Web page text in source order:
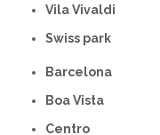
Vila Vivaldi
swiss park
Barcelona
Boa Vista
Centro